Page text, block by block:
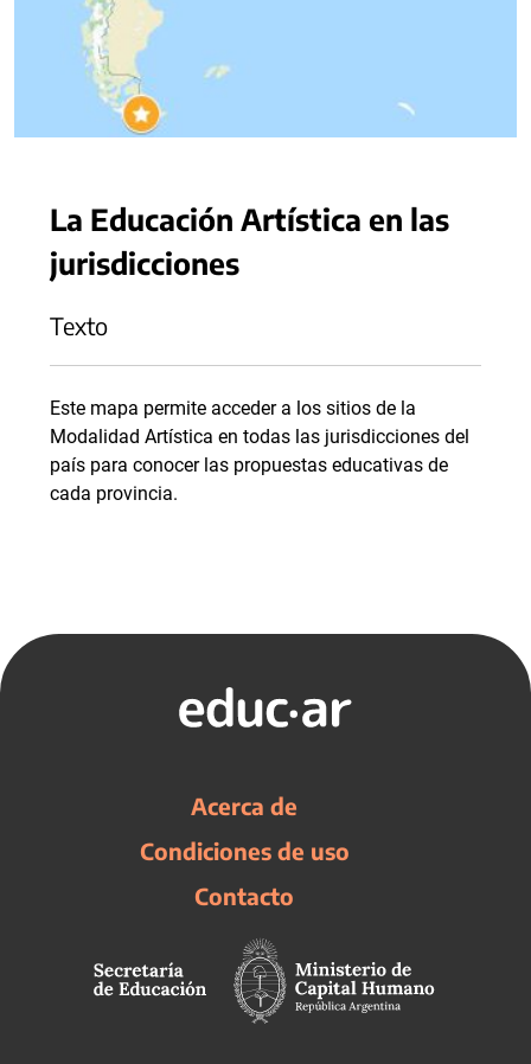
La Educación Artística en las
jurisdicciones
Texto
Este mapa permite acceder a los sitios de la
Modalidad Artística en todas las jurisdicciones del
país para conocer las propuestas educativas de
cada provincia.
Acerca de
Condiciones de uso
Contacto